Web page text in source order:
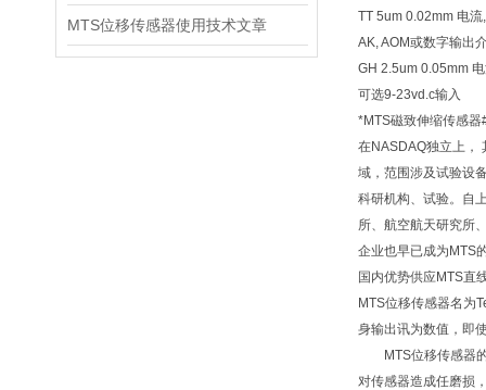
MTS位移传感器使用技术文章
TT 5um 0.02mm 电
AK, AOM或数字输出
GH 2.5um 0.05mm
可选9-23vd.c输入
*MTS磁致伸缩传感器
在NASDAQ独立上，
域，范围涉及试验设
科研机构、试验。自
所、航空航天研究所
企业也早已成为MTS
国内优势供应MTS直
MTS位移传感器名为
身输出讯为数值，即
MTS位移传感器的
对传感器造成任磨损